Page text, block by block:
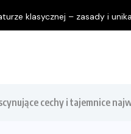
klasycznej – zasady i
cechy i tajemnice